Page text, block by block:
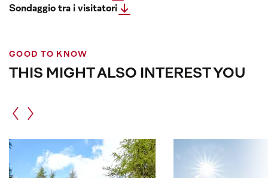
Sondaggio tra i visitatori
GOOD TO KNOW
THIS MIGHT ALSO INTEREST YOU